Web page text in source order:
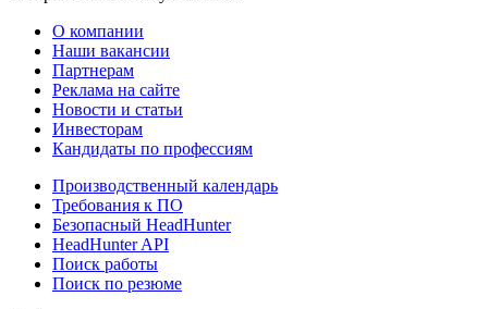
О компании
Наши вакансии
Партнерам
Реклама на сайте
Новости и статьи
Инвесторам
Кандидаты по профессиям
Производственный календарь
Требования к ПО
Безопасный HeadHunter
HeadHunter API
Поиск работы
Поиск по резюме